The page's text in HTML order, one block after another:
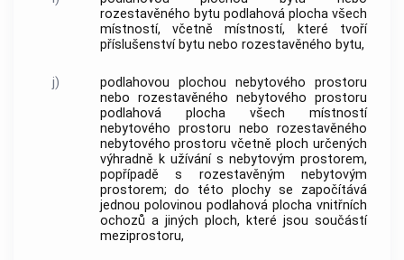
rozestavěného bytu podlahová plocha všech
místností, včetně místností, které tvoří
příslušenství bytu nebo rozestavěného bytu,
j)
podlahovou plochou nebytového prostoru
nebo rozestavěného nebytového prostoru
podlahová plocha všech místností
nebytového prostoru nebo rozestavěného
nebytového prostoru včetně ploch určených
výhradně k užívání s nebytovým prostorem,
popřípadě s rozestavěným nebytovým
prostorem; do této plochy se započítává
jednou polovinou podlahová plocha vnitřních
ochozů a jiných ploch, které jsou součástí
meziprostoru,